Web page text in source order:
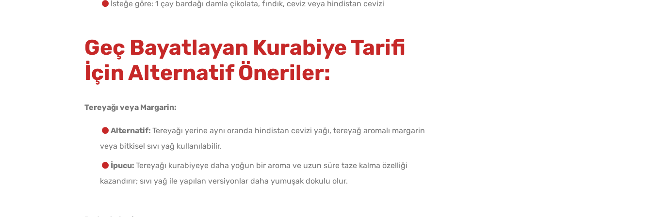
İsteğe göre: 1 çay bardağı damla çikolata, fındık, ceviz veya hindistan cevizi
Geç Bayatlayan Kurabiye Tarifi
İçin Alternatif Öneriler:
Tereyağı veya Margarin:
Alternatif: Tereyağı yerine aynı oranda hindistan cevizi yağı, tereyağ aromalı margarin
veya bitkisel sıvı yağ kullanılabilir.
İpucu: Tereyağı kurabiyeye daha yoğun bir aroma ve uzun süre taze kalma özelliği
kazandırır; sıvı yağ ile yapılan versiyonlar daha yumuşak dokulu olur.